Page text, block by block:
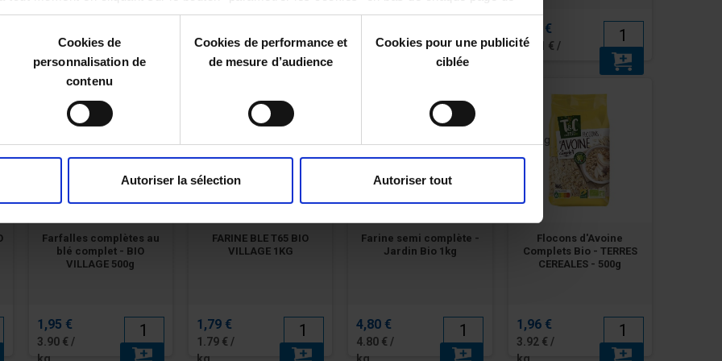
Cookies de
personnalisation de
contenu
Cookies de performance et
de mesure d’audience
Cookies pour une publicité
ciblée
Autoriser la sélection Autoriser tout
4.95 € /
kg
8.05 € /
kg
45.89 € /
4,60 €
51.11 € /
Farfalles complètes au
blé complet - BIO
VILLAGE 500g
1,95 €
3.90 € /
kg
FARINE BLE T65 BIO
VILLAGE 1KG
1,79 €
1.79 € /
kg
Farine semi complète -
Jardin Bio 1kg
4,80 €
4.80 € /
kg
Flocons d'Avoine
Complets Bio - TERRES
CEREALES - 500g
1,96 €
3.92 € /
kg